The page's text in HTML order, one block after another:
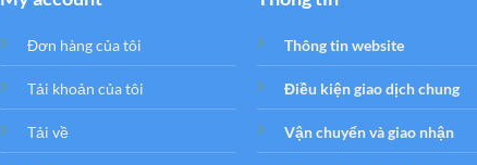
Đơn hàng của tôi
Tải khoản của tôi
Tải về
Thông tin website
Điều kiện giao dịch chung
Vận chuyển và giao nhận